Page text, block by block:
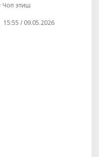
Чоп этиш
15:55 / 09.05.2026